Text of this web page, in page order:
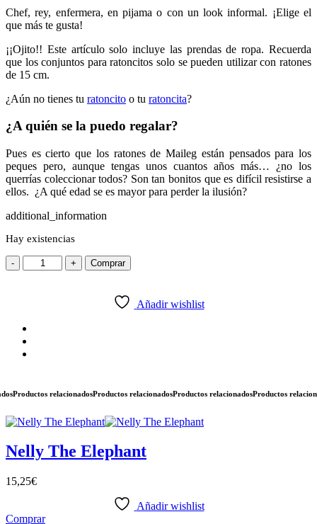
Chef, rey, enfermera, en pijama o con un look informal. ¡Elige el
que más te gusta!
¡¡Ojito!! Este artículo solo incluye las prendas de ropa. Recuerda
que los conjuntos para ratoncitos solo se pueden utilizar con ratones
de 15 cm.
¿Aún no tienes tu ratoncito o tu ratoncita?
¿A quién se la puedo regalar?
Pues es cierto que los ratones de Maileg están pensados para los
peques pero, aunque tengas unos cuantos años más… ¿no los
querrías coleccionar todos? Son tan bonitos que es difícil resistirse a
ellos. ¿A qué edad se es mayor para perder la ilusión?
additional_information
Hay existencias
-
Pijama
Ratoncito
+ Comprar
Añadir wishlist
Productos relacionadosProductos relacionadosProductos relacionadosProductos
Nelly The Elephant
15,25€
Añadir wishlist
Comprar